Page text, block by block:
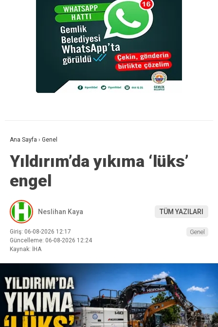
Ana Sayfa › Genel
Yıldırım’da yıkıma ‘lüks’
engel
Neslihan Kaya TÜM YAZILARI
Giriş: 06-08-2026 12:17
Güncelleme: 06-08-2026 12:24
Kaynak: İHA
Genel